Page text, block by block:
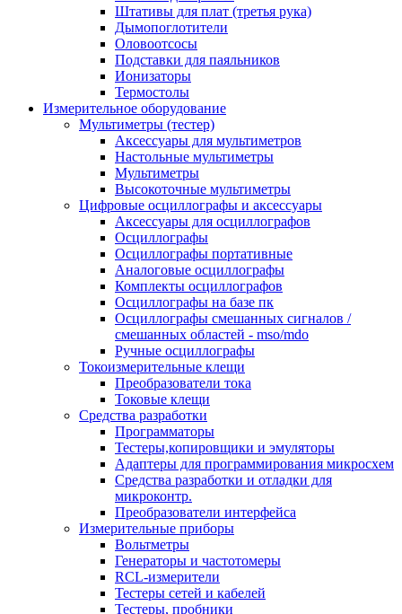
Штативы для плат (третья рука)
Дымопоглотители
Оловоотсосы
Подставки для паяльников
Ионизаторы
Термостолы
Измерительное оборудование
Мультиметры (тестер)
Аксессуары для мультиметров
Настольные мультиметры
Мультиметры
Высокоточные мультиметры
Цифровые осциллографы и аксессуары
Аксессуары для осциллографов
Осциллографы
Осциллографы портативные
Аналоговые осциллографы
Комплекты осциллографов
Осциллографы на базе пк
Осциллографы смешанных сигналов /
смешанных областей - mso/mdo
Ручные осциллографы
Токоизмерительные клещи
Преобразователи тока
Токовые клещи
Средства разработки
Программаторы
Тестеры,копировщики и эмуляторы
Адаптеры для программирования микросхем
Cредства разработки и отладки для
микроконтр.
Преобразователи интерфейса
Измерительные приборы
Вольтметры
Генераторы и частотомеры
RCL-измерители
Тестеры сетей и кабелей
Тестеры, пробники